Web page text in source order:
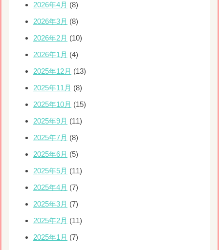
2026年4月 (8)
2026年3月 (8)
2026年2月 (10)
2026年1月 (4)
2025年12月 (13)
2025年11月 (8)
2025年10月 (15)
2025年9月 (11)
2025年7月 (8)
2025年6月 (5)
2025年5月 (11)
2025年4月 (7)
2025年3月 (7)
2025年2月 (11)
2025年1月 (7)